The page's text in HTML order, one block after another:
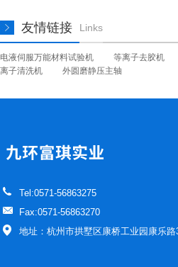
友情链接 Links
电液伺服万能材料试验机 等离子去胶机
离子清洗机
外圆磨静压主轴
Tel:0571-56863275
Fax:0571-56863270
地址：杭州市拱墅区康桥工业园康乐路